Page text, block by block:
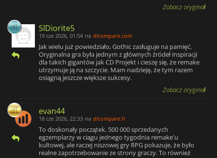
Zobacz oryginał
SlDiorite5
19 cze 2026, 01:54 na dlcompare.com
Jak wielu już powiedziało, Gothic zasługuje na pamięć.
Oryginalna gra była jednym z głównych źródeł inspiracji
dla takich gigantów jak CD Projekt i cieszę się, że remake
utrzymuje ją na szczycie. Mam nadzieję, że tym razem
osiągną jeszcze większe sukcesy.
Zobacz oryginał
evan44
18 cze 2026, 22:33 na dlcompare.fr
To doskonały początek. 500 000 sprzedanych
egzemplarzy w ciągu jednego tygodnia remake'u
kultowej, ale raczej niszowej gry RPG pokazuje, że było
realne zapotrzebowanie ze strony graczy. To również